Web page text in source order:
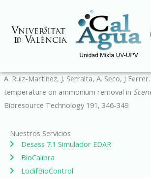
contenido
A. Ruiz-Martinez, J. Serralta, A. Seco, J
temperature on ammonium removal in
Bioresource Technology 191, 346-349.
Nuestros Servicios
Desass 7.1 Simulador EDAR
BioCalibra
LodifBioControl